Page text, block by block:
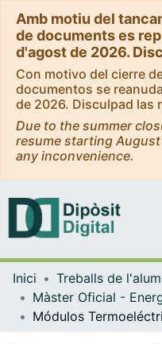
Amb motiu del
de documents es
d'agost de 2026.
Con motivo del cierre
documentos se
de 2026. Disculpad las
Due to the summer
resume starting
any inconvenience.
Inici
Treballs de